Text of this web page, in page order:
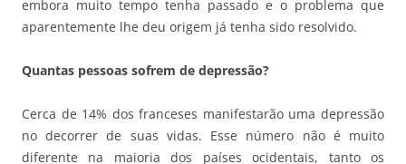
embora muito tempo tenha passado e o problema que
aparentemente lhe deu origem já tenha sido resolvido.
Quantas pessoas sofrem de depressão?
Cerca de 14% dos franceses manifestarão uma depressão
no decorrer de suas vidas. Esse número não é muito
diferente na maioria dos países ocidentais, tanto os